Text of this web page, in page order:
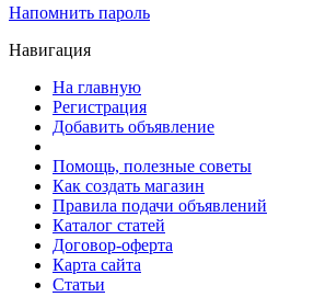
Напомнить пароль
Навигация
На главную
Регистрация
Добавить объявление
Помощь, полезные советы
Как создать магазин
Правила подачи объявлений
Каталог статей
Договор-оферта
Карта сайта
Статьи